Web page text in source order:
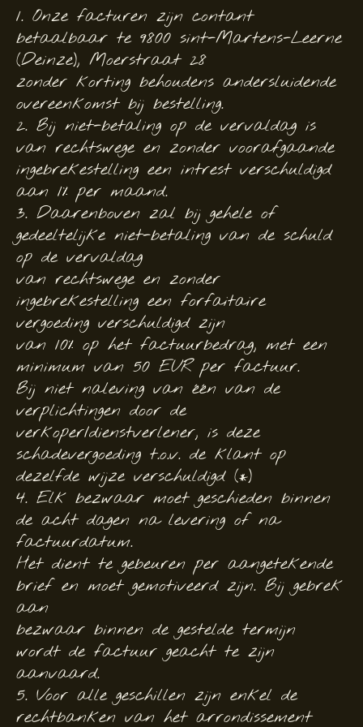
1. Onze facturen zijn contant
betaalbaar te 9800 sint-Martens-Leerne
(Deinze), Moerstraat 28
zonder korting behoudens andersluidende
overeenkomst bij bestelling.
2. Bij niet-betaling op de vervaldag is
van rechtswege en zonder voorafgaande
ingebrekestelling een intrest verschuldigd
aan 1% per maand.
3. Daarenboven zal bij gehele of
gedeeltelijke niet-betaling van de schuld
op de vervaldag
van rechtswege en zonder
ingebrekestelling een forfaitaire
vergoeding verschuldigd zijn
van 10% op het factuurbedrag, met een
minimum van 50 EUR per factuur.
Bij niet naleving van één van de
verplichtingen door de
verkoper/dienstverlener, is deze
schadevergoeding t.o.v. de klant op
dezelfde wijze verschuldigd (*)
4. Elk bezwaar moet geschieden binnen
de acht dagen na levering of na
factuurdatum.
Het dient te gebeuren per aangetekende
brief en moet gemotiveerd zijn. Bij gebrek
aan
bezwaar binnen de gestelde termijn
wordt de factuur geacht te zijn
aanvaard.
5. Voor alle geschillen zijn enkel de
rechtbanken van het arrondissement